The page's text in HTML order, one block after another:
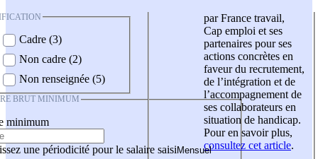
Cadre (3)
Non cadre (2)
Non renseignée (5)
BRUT MINIMUM
minimum
une périodicité pour le salaire saisi
par France travail,
Cap emploi et ses
partenaires pour ses
actions concrètes en
faveur du recrutement,
de l’intégration et de
l’accompagnement de
ses collaborateurs en
situation de handicap.
Pour en savoir plus,
consultez cet article.